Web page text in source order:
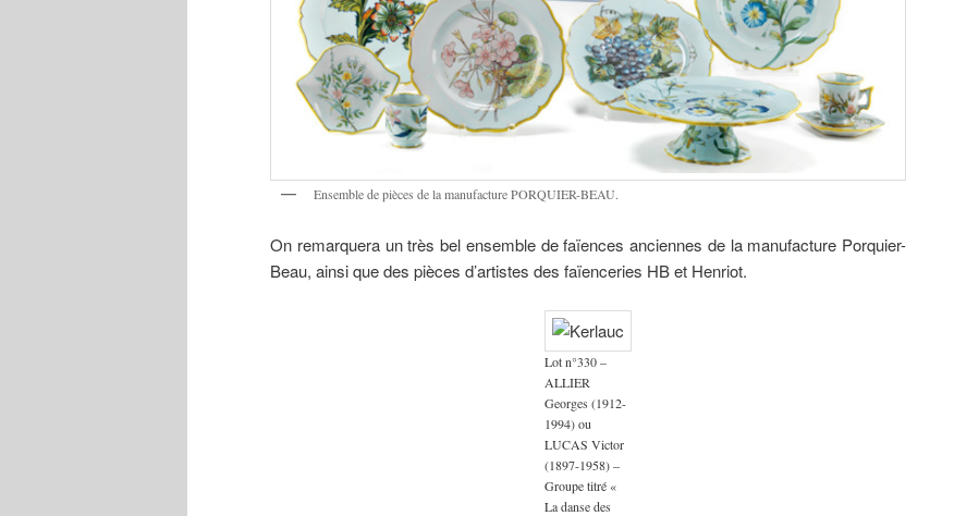
Ensemble de pièces de la manufacture PORQUIER-BEAU.
On remarquera un très bel ensemble de faïences anciennes de la manufacture Porquier-
Beau, ainsi que des pièces d’artistes des faïenceries HB et Henriot.
Lot n°330 –
ALLIER
Georges (1912-
1994) ou
LUCAS Victor
(1897-1958) –
Groupe titré «
La danse des